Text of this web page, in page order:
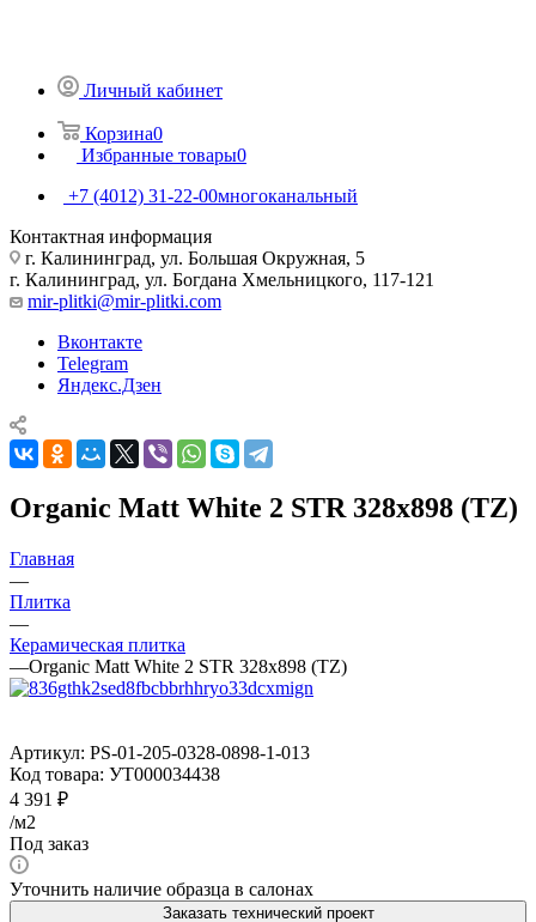
Личный кабинет
Корзина0
Избранные товары0
+7 (4012) 31-22-00многоканальный
Контактная информация
г. Калининград, ул. Большая Окружная, 5
г. Калининград, ул. Богдана Хмельницкого, 117-121
mir-plitki@mir-plitki.com
Вконтакте
Telegram
Яндекс.Дзен
Organic Matt White 2 STR 328x898 (TZ)
Главная
—
Плитка
—
Керамическая плитка
—Organic Matt White 2 STR 328x898 (TZ)
Артикул: PS-01-205-0328-0898-1-013
Код товара: УТ000034438
4 391 ₽
/м2
Под заказ
Уточнить наличие образца в салонах
Заказать технический проект